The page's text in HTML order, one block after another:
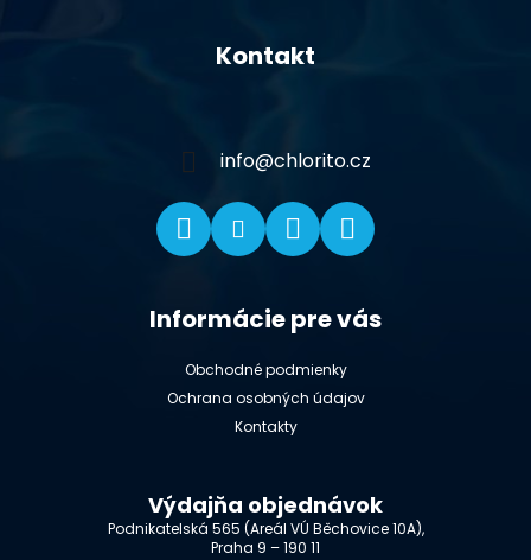
Kontakt
info@chlorito.cz
Informácie pre vás
Obchodné podmienky
Ochrana osobných údajov
Kontakty
Výdajňa objednávok
Podnikatelská 565 (Areál VÚ Běchovice 10A),
Praha 9 – 190 11